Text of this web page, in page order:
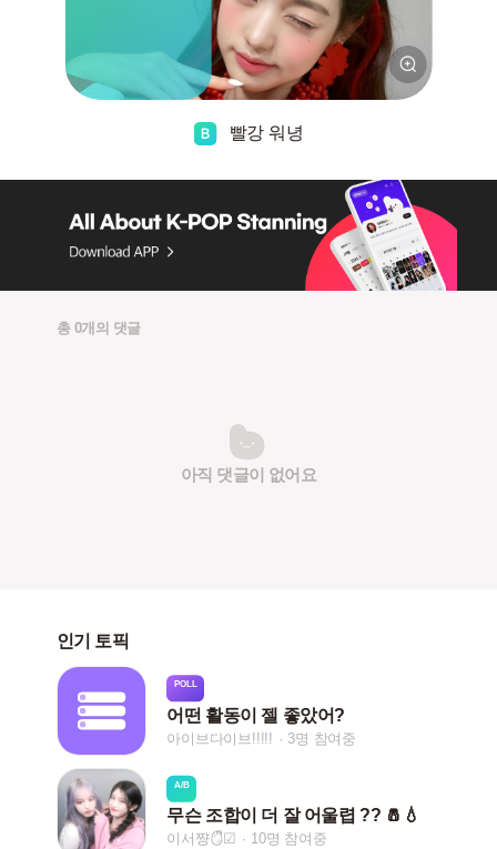
빨강 워녕
총 0개의 댓글
아직 댓글이 없어요
인기 토픽
POLL
어떤 활동이 젤 좋았어?
아이브다이브!!!!! 3명 참여중
A/B
무슨 조합이 더 잘 어울렵 ?? 🧂💧
이서쨩🪞ᩚ☑ 10명 참여중